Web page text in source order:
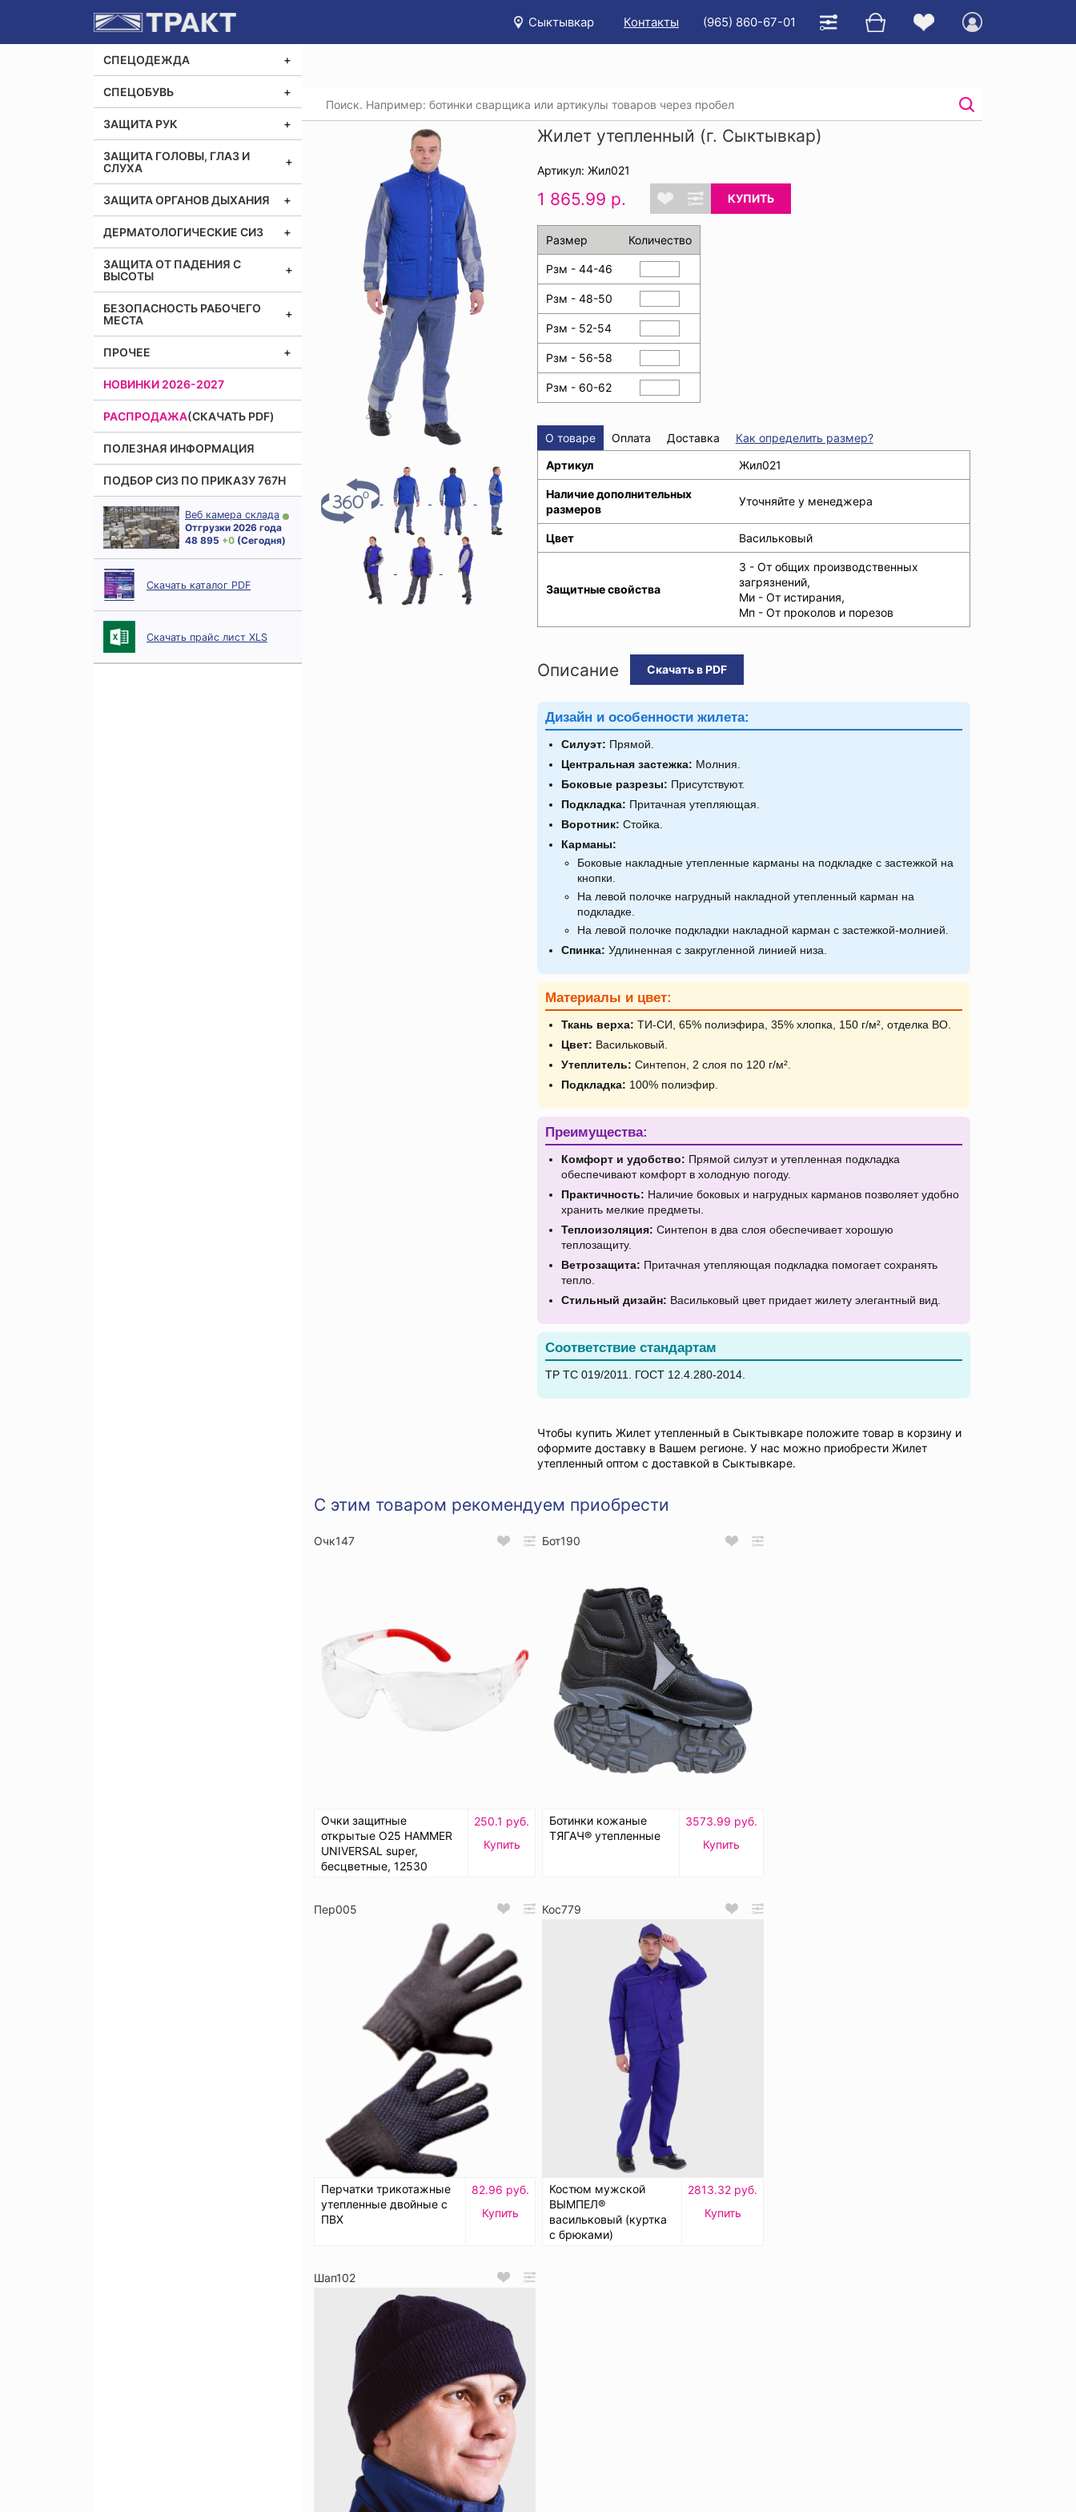
Сыктывкар Контакты (965) 860-67-01
СПЕЦОДЕЖДА
СПЕЦОБУВЬ
ЗАЩИТА РУК
ЗАЩИТА ГОЛОВЫ, ГЛАЗ И
СЛУХА
ЗАЩИТА ОРГАНОВ ДЫХАНИЯ
ДЕРМАТОЛОГИЧЕСКИЕ СИЗ
ЗАЩИТА ОТ ПАДЕНИЯ С
ВЫСОТЫ
БЕЗОПАСНОСТЬ РАБОЧЕГО
МЕСТА
ПРОЧЕЕ
НОВИНКИ 2026-2027
РАСПРОДАЖА(СКАЧАТЬ PDF)
ПОЛЕЗНАЯ ИНФОРМАЦИЯ
ПОДБОР СИЗ ПО ПРИКАЗУ 767Н
Веб камера склада
Отгрузки 2026 года
48 895 + 0 (Сегодня)
Скачать каталог PDF
Скачать прайс лист XLS
Жилет утепленный (г. Сыктывкар)
Артикул: Жил021
1 865.99 р. КУПИТЬ
Размер Количество
Рзм - 44-46
Рзм - 48-50
Рзм - 52-54
Рзм - 56-58
Рзм - 60-62
О товаре Оплата Доставка
Как определить размер?
Артикул
Жил021
Наличие дополнительных
размеров
Уточняйте у менеджера
Цвет Васильковый
Защитные свойства
З - От общих производственных
загрязнений,
Ми - От истирания,
Мп - От проколов и порезов
Описание Скачать в PDF
Дизайн и особенности жилета:
Силуэт: Прямой.
Центральная застежка: Молния.
Боковые разрезы: Присутствуют.
Подкладка: Притачная утепляющая.
Воротник: Стойка.
Карманы:
Боковые накладные утепленные карманы на подкладке с застежкой на
кнопки.
На левой полочке нагрудный накладной утепленный карман на
подкладке.
На левой полочке подкладки накладной карман с застежкой-молнией.
Спинка: Удлиненная с закругленной линией низа.
Материалы и цвет:
Ткань верха: ТИ-СИ, 65% полиэфира, 35% хлопка, 150 г/м², отделка ВО.
Цвет: Васильковый.
Утеплитель: Синтепон, 2 слоя по 120 г/м².
Подкладка: 100% полиэфир.
Преимущества:
Комфорт и удобство: Прямой силуэт и утепленная подкладка
обеспечивают комфорт в холодную погоду.
Практичность: Наличие боковых и нагрудных карманов позволяет удобно
хранить мелкие предметы.
Теплоизоляция: Синтепон в два слоя обеспечивает хорошую
теплозащиту.
Ветрозащита: Притачная утепляющая подкладка помогает сохранять
тепло.
Стильный дизайн: Васильковый цвет придает жилету элегантный вид.
Соответствие стандартам
ТР ТС 019/2011. ГОСТ 12.4.280-2014.
Чтобы купить Жилет утепленный в Сыктывкаре положите товар в корзину и
оформите доставку в Вашем регионе. У нас можно приобрести Жилет
утепленный оптом с доставкой в Сыктывкаре.
С этим товаром рекомендуем приобрести
Очк147
Очки защитные
открытые О25 HAMMER
UNIVERSAL super,
бесцветные, 12530
250.1 руб.
Купить
Бот190
Ботинки кожаные
ТЯГАЧ® утепленные
3573.99 руб.
Купить
Пер005
Перчатки трикотажные
утепленные двойные с
ПВХ
82.96 руб.
Купить
Кос779
Костюм мужской
ВЫМПЕЛ®
васильковый (куртка
с брюками)
2813.32 руб.
Купить
Шап102